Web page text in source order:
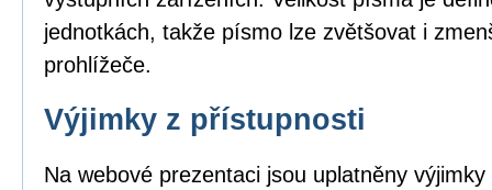
jednotkách, takže písmo lze zvětšovat i
prohlížeče.
Výjimky z přístupnosti
Na webové prezentaci jsou uplatněny